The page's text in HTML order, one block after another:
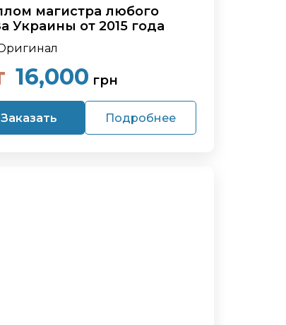
магистра любого
Украины от 2015 года
16,000 грн
Заказать Подробнее